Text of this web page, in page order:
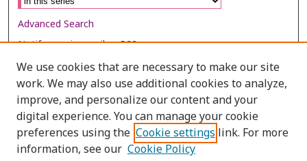
Advanced Search
Notify me via email orRSS
Browse
Collections
Disciplines
Authors
We use cookies that are necessary to make our site
work. We may also use additional cookies to analyze,
improve, and personalize our content and your
digital experience. You can manage your cookie
preferences using the Cookie settings link. For more
information, see our Cookie Policy